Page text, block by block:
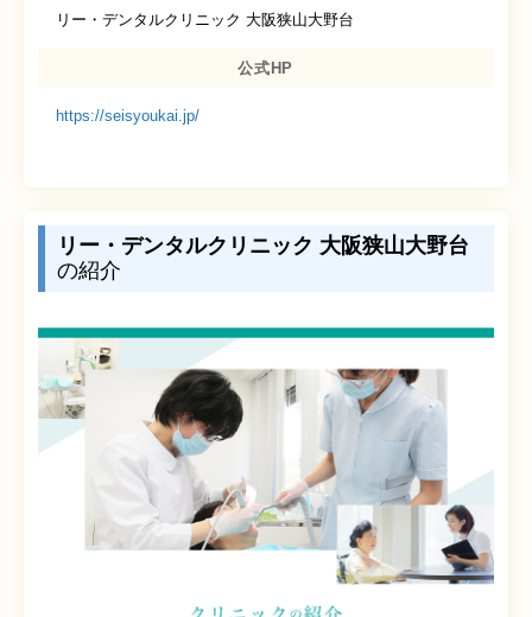
リー・デンタルクリニック 大阪狭山大野台
公式HP
https://seisyoukai.jp/
リー・デンタルクリニック 大阪狭山大野台
の紹介